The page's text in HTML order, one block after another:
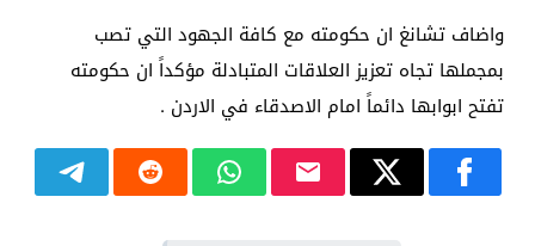
واضاف تشانغ ان حكومته مع كافة الجهود التي تصب
بمجملها تجاه تعزيز العلاقات المتبادلة مؤكداً ان حكومته
تفتح ابوابها دائماً امام الاصدقاء في الاردن .